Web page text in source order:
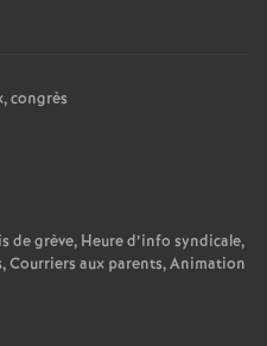
congrès
de grève, Heure d’info syndicale,
Courriers aux parents, Animation